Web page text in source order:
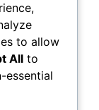
de
Le
et
to allow
All to
essential